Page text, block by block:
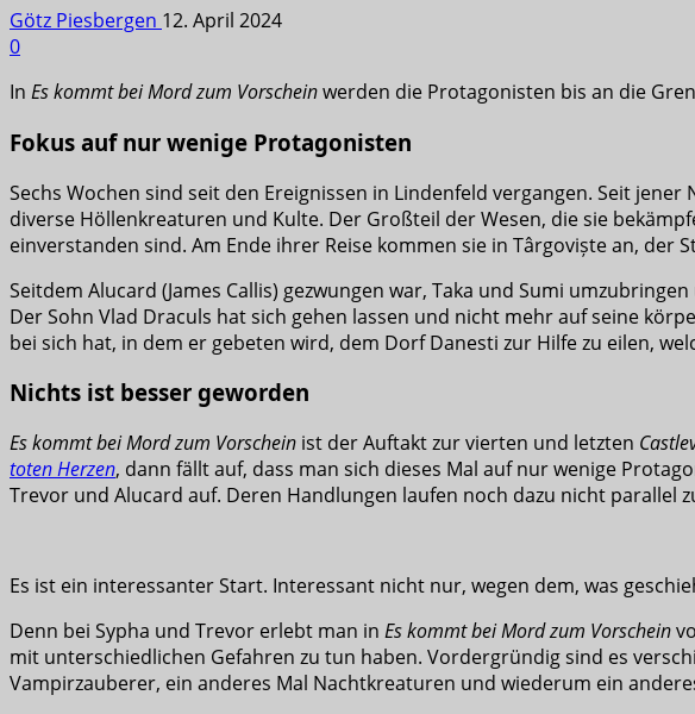
Götz Piesbergen 12. April 2024
0
In Es kommt bei Mord zum Vorscheinwerden die Protagonisten bis an die
Fokus auf nur wenige Protagonisten
Sechs Wochen sind seit den Ereignissen in Lindenfeld vergangen. Seit
diverse Höllenkreaturen und Kulte. Der Großteil der Wesen, die sie
einverstanden sind. Am Ende ihrer Reise kommen sie in Târgoviște an, der
Seitdem Alucard (James Callis) gezwungen war, Taka und Sumi
Der Sohn Vlad Draculs hat sich gehen lassen und nicht mehr auf seine
bei sich hat, in dem er gebeten wird, dem Dorf Danesti zur Hilfe zu eilen,
Nichts ist besser geworden
Es kommt bei Mord zum Vorschein ist der Auftakt zur vierten und letzten
toten Herzen, dann fällt auf, dass man sich dieses Mal auf nur wenige
Trevor und Alucard auf. Deren Handlungen laufen noch dazu nicht parallel
Es ist ein interessanter Start. Interessant nicht nur, wegen dem, was
Denn bei Sypha und Trevor erlebt man in Es kommt bei Mord zum Vorschein
mit unterschiedlichen Gefahren zu tun haben. Vordergründig sind es
Vampirzauberer, ein anderes Mal Nachtkreaturen und wiederum ein